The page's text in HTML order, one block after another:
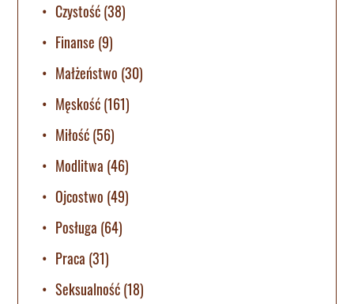
Czystość(38)
Finanse (9)
Małżeństwo (30)
Męskość(161)
Miłość(56)
Modlitwa (46)
Ojcostwo (49)
Posługa (64)
Praca (31)
Seksualność(18)